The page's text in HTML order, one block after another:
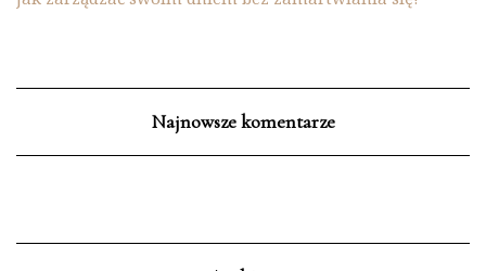
Najnowsze komentarze